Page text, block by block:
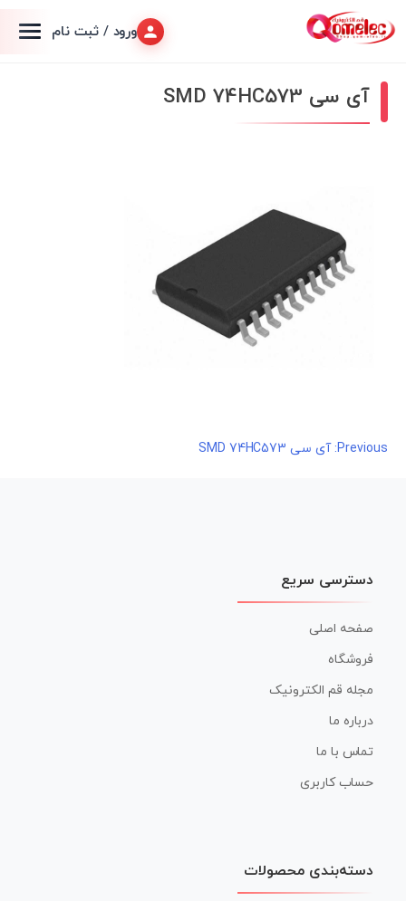
ورود / ثبت نام
آی سی SMD 74HC573
راهبری
Previous: آی سی SMD 74HC573
دسترسی سریع
صفحه اصلی
فروشگاه
مجله قم الکترونیک
درباره ما
تماس با ما
حساب کاربری
دسته‌بندی محصولات